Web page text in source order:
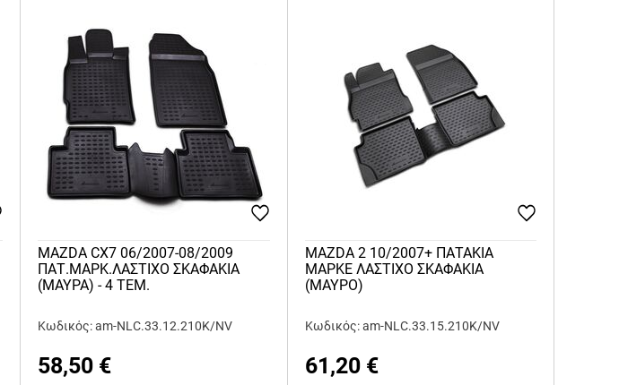
MAZDA CX7 06/2007-08/2009
ΠΑΤ.ΜΑΡΚ.ΛΑΣΤΙΧΟ ΣΚΑΦΑΚΙΑ
(ΜΑΥΡΑ) - 4 ΤΕΜ.
Κωδικός: am-NLC.33.12.210K/NV
58,50 €
MAZDA 2 10/2007+ ΠΑΤΑΚΙΑ
ΜΑΡΚΕ ΛΑΣΤΙΧΟ ΣΚΑΦΑΚΙΑ
(ΜΑΥΡΟ)
Κωδικός: am-NLC.33.15.210K/NV
61,20 €